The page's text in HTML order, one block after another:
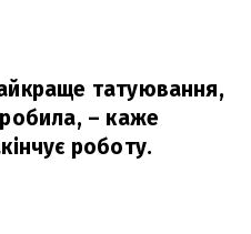
татуювання,
– каже
роботу.